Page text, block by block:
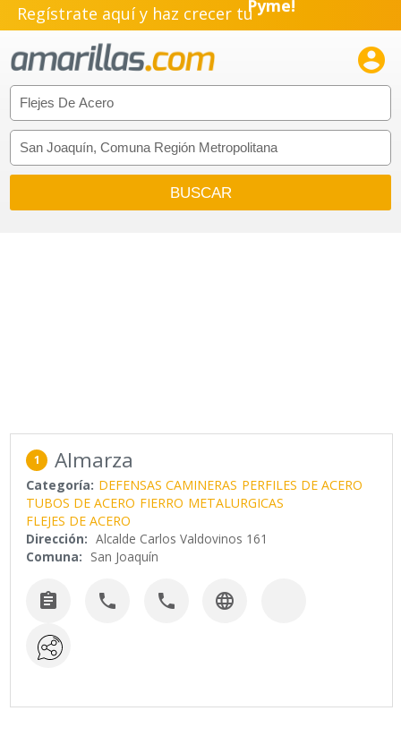
Regístrate aquí y haz crecer tuEmprendimiento!

1 Almarza
Categoría: DEFENSAS CAMINERAS PERFILES DE ACERO
TUBOS DE ACERO FIERRO METALURGICAS
FLEJES DE ACERO
Dirección: Alcalde Carlos Valdovinos 161
Comuna: San Joaquín
   